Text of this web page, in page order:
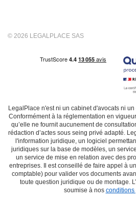
© 2026 LEGALPLACE SAS
LegalPlace n'est ni un cabinet d'avocats ni un
Conformément à la réglementation en
qu’elle ne fournit aucunement de
rédaction d’actes sous seing privé adapté.
l'information juridique, un logiciel
juridiques sur la base de modèles, un
un service de mise en relation avec des
entreprises. Il est conseillé de faire appel à
comptable) pour valider vos documents
toute question juridique ou de montage.
soumise à nos